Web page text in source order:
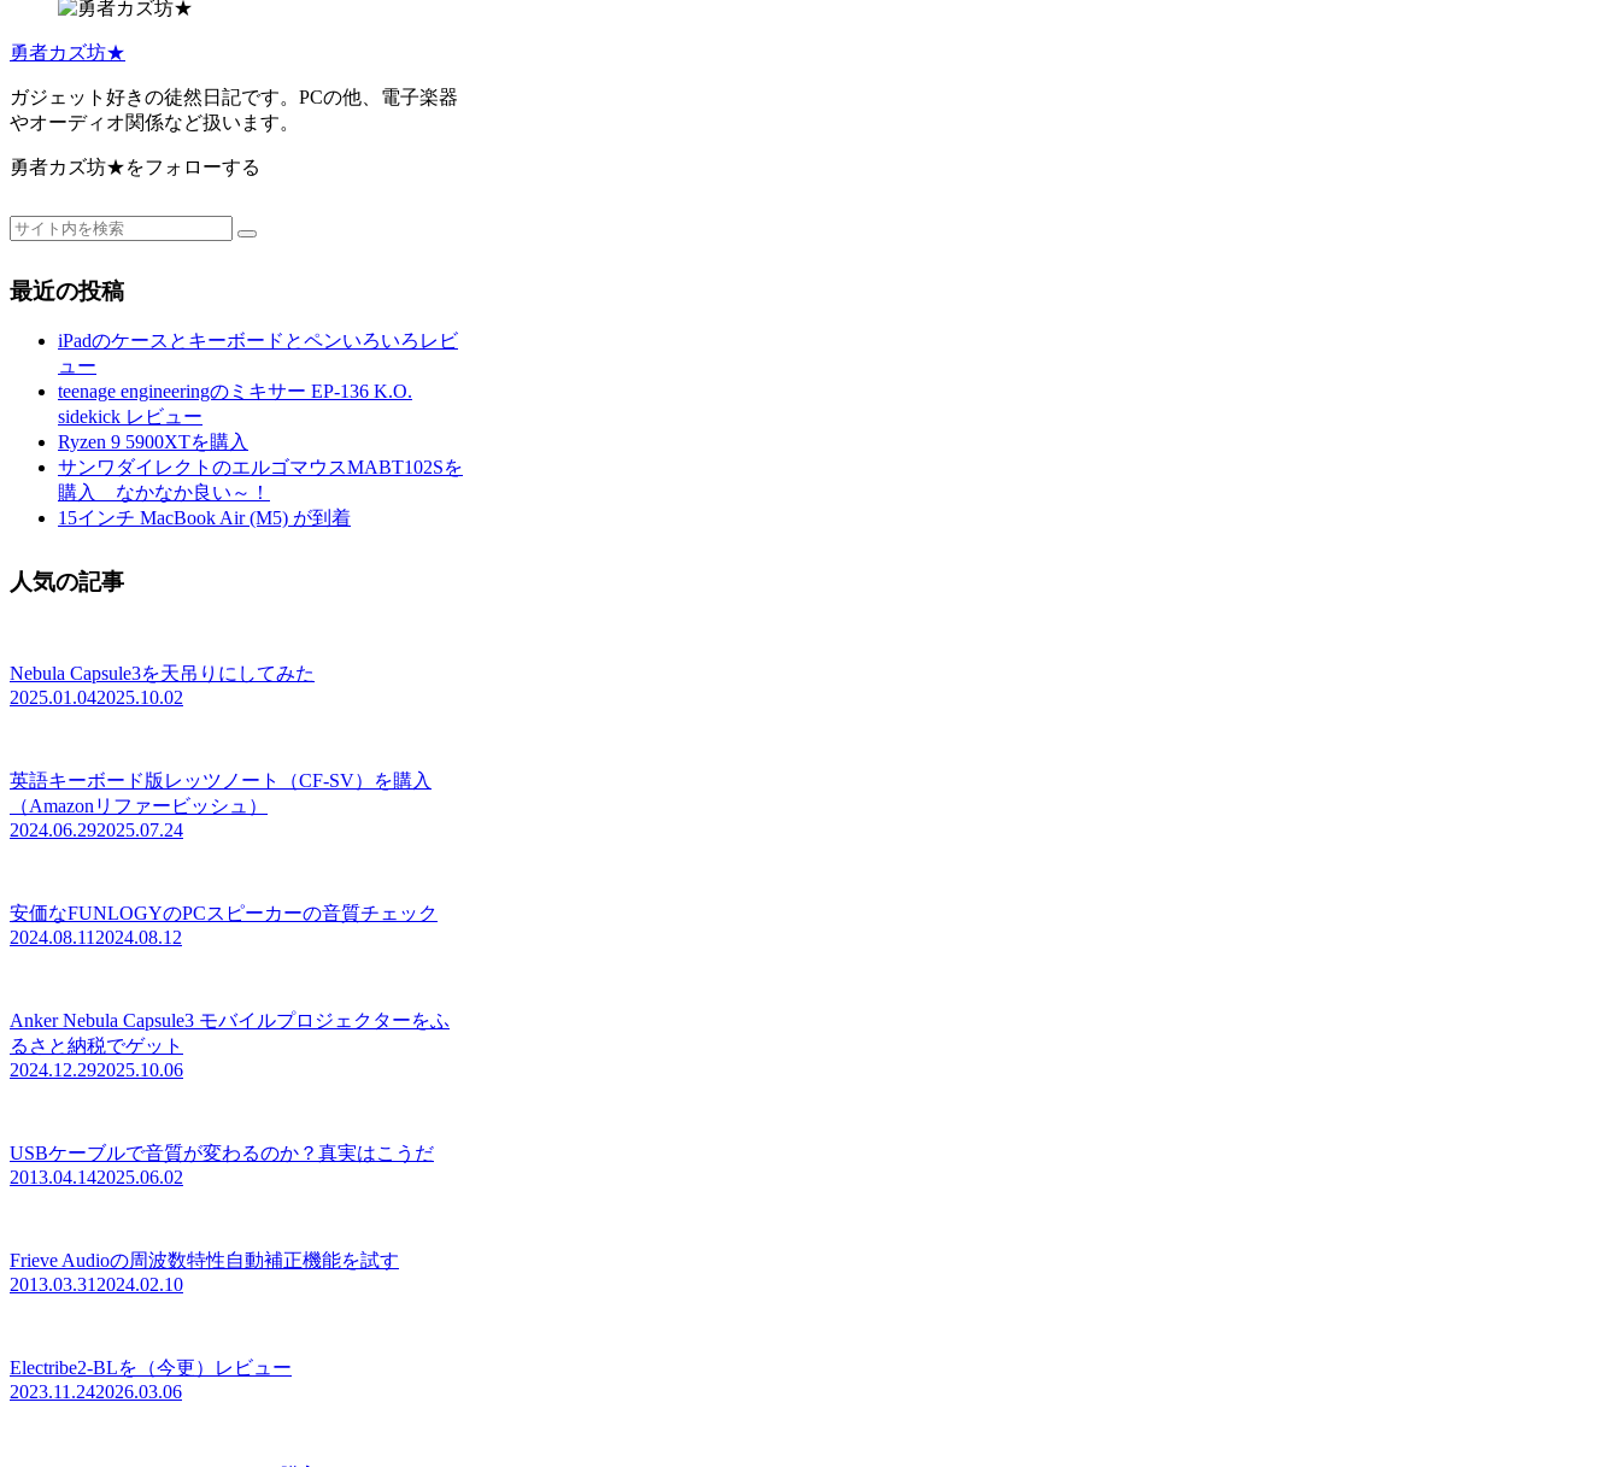
勇者カズ坊★
ガジェット好きの徒然日記です。PCの他、電子楽器
やオーディオ関係など扱います。
勇者カズ坊★をフォローする
最近の投稿
iPadのケースとキーボードとペンいろいろレビ
ュー
teenage engineeringのミキサー EP-136 K.O.
sidekick レビュー
Ryzen 9 5900XTを購入
サンワダイレクトのエルゴマウスMABT102Sを
購入 なかなか良い～！
15インチ MacBook Air (M5) が到着
人気の記事
Nebula Capsule3を天吊りにしてみた
2025.01.042025.10.02
英語キーボード版レッツノート（CF-SV）を購入
（Amazonリファービッシュ）
2024.06.292025.07.24
安価なFUNLOGYのPCスピーカーの音質チェック
2024.08.11 2024.08.12
Anker Nebula Capsule3 モバイルプロジェクターをふ
るさと納税でゲット
2024.12.292025.10.06
USBケーブルで音質が変わるのか？真実はこうだ
2013.04.142025.06.02
Frieve Audioの周波数特性自動補正機能を試す
2013.03.31 2024.02.10
Electribe2-BLを（今更）レビュー
2023.11.242026.03.06